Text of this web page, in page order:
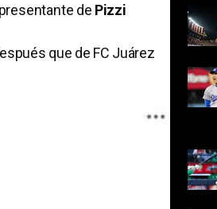
de Pizzi
que de FC Juárez